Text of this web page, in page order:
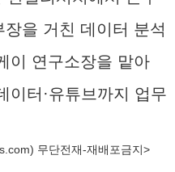
을 거친 데이터 분석
이 연구소장을 맡아
이터·유튜브까지 업무
) 무단전재-재배포금지>